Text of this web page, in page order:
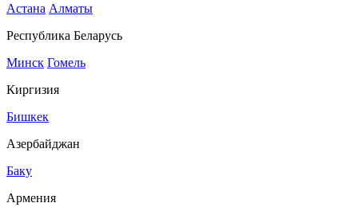
Астана Алматы
Республика Беларусь
Минск Гомель
Киргизия
Бишкек
Азербайджан
Баку
Армения